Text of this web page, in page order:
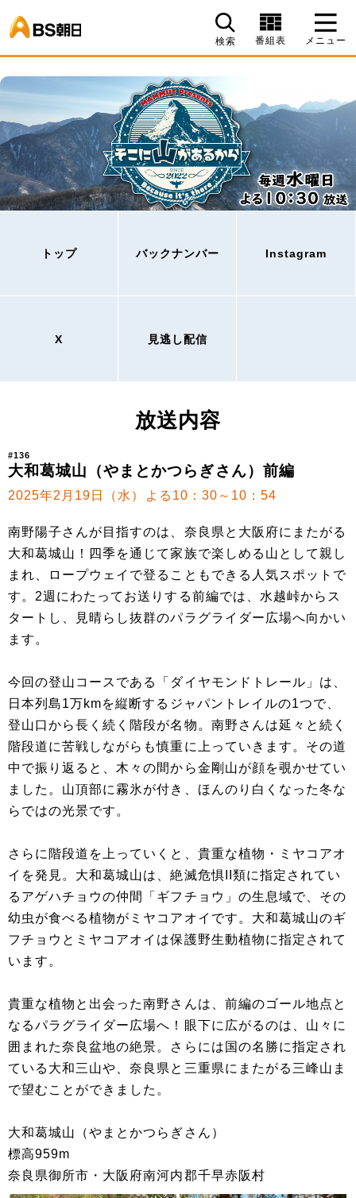
検索 番組表 メニュー
トップ バックナンバー Instagram
X 見逃し配信
放送内容
#136
大和葛城山（やまとかつらぎさん）前編
2025年2月19日（水）よる10：30～10：54
南野陽子さんが目指すのは、奈良県と大阪府にまたがる
大和葛城山！四季を通じて家族で楽しめる山として親し
まれ、ロープウェイで登ることもできる人気スポットで
す。2週にわたってお送りする前編では、水越峠からス
タートし、見晴らし抜群のパラグライダー広場へ向かい
ます。
今回の登山コースである「ダイヤモンドトレール」は、
日本列島1万kmを縦断するジャパントレイルの1つで、
登山口から長く続く階段が名物。南野さんは延々と続く
階段道に苦戦しながらも慎重に上っていきます。その道
中で振り返ると、木々の間から金剛山が顔を覗かせてい
ました。山頂部に霧氷が付き、ほんのり白くなった冬な
らではの光景です。
さらに階段道を上っていくと、貴重な植物・ミヤコアオ
イを発見。大和葛城山は、絶滅危惧II類に指定されてい
るアゲハチョウの仲間「ギフチョウ」の生息域で、その
幼虫が食べる植物がミヤコアオイです。大和葛城山のギ
フチョウとミヤコアオイは保護野生動植物に指定されて
います。
貴重な植物と出会った南野さんは、前編のゴール地点と
なるパラグライダー広場へ！眼下に広がるのは、山々に
囲まれた奈良盆地の絶景。さらには国の名勝に指定され
ている大和三山や、奈良県と三重県にまたがる三峰山ま
で望むことができました。
大和葛城山（やまとかつらぎさん）
標高959m
奈良県御所市・大阪府南河内郡千早赤阪村